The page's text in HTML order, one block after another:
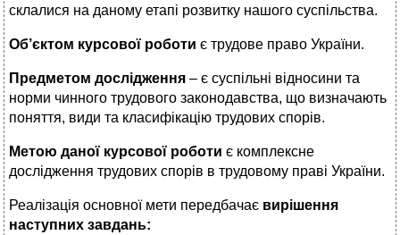
склалися на даному етапі розвитку нашого суспільства.
Об’єктом курсової роботи є трудове право України.
Предметом дослідження – є суспільні відносини та
норми чинного трудового законодавства, що визначають
поняття, види та класифікацію трудових спорів.
Метою даної курсової роботи є комплексне
дослідження трудових спорів в трудовому праві України.
Реалізація основної мети передбачає вирішення
наступних завдань: